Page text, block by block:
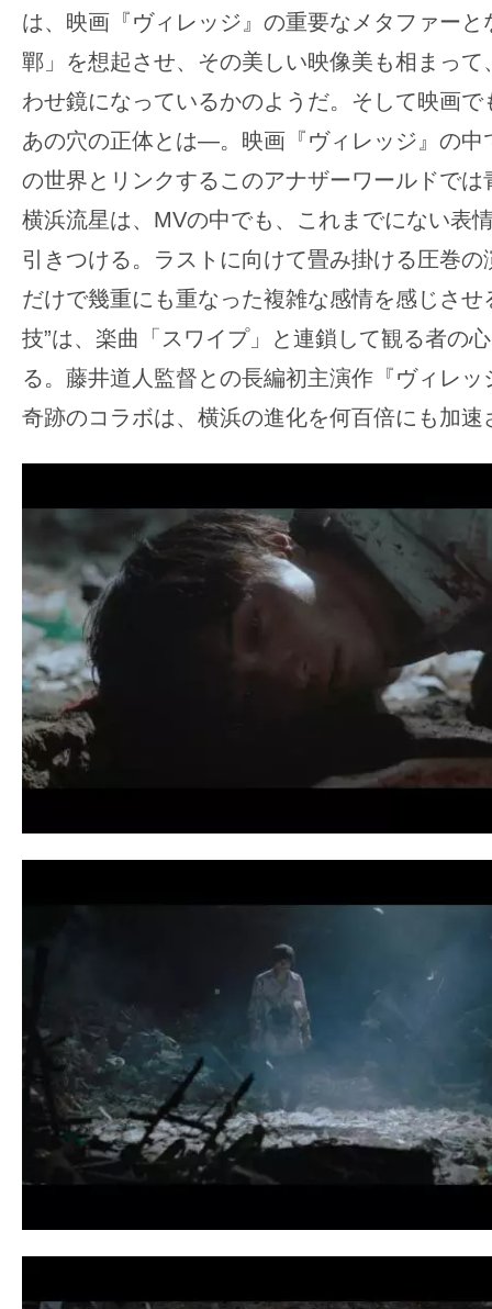
は、映画『ヴィレッジ』の重要なメタファー
鄲」を想起させ、その美しい映像美も相まって
わせ鏡になっているかのようだ。そして映画で
あの穴の正体とは―。映画『ヴィレッジ』の中
の世界とリンクするこのアナザーワールドでは
横浜流星は、MVの中でも、これまでにない表
引きつける。ラストに向けて畳み掛ける圧巻
だけで幾重にも重なった複雑な感情を感じさせ
技”は、楽曲「スワイプ」と連鎖して観る者の
る。藤井道人監督との長編初主演作『ヴィレ
奇跡のコラボは、横浜の進化を何百倍にも加速